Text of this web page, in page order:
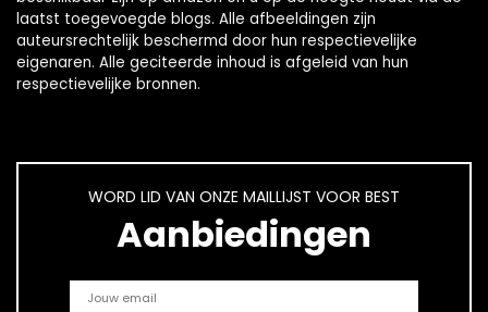
laatst toegevoegde blogs. Alle afbeeldingen zijn
auteursrechtelijk beschermd door hun respectievelijke
eigenaren. Alle geciteerde inhoud is afgeleid van hun
respectievelijke bronnen.
WORD LID VAN ONZE MAILLIJST VOOR BEST
Aanbiedingen